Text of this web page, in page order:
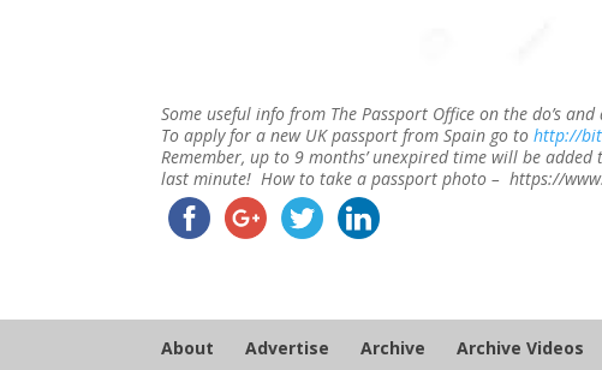
Some useful info from The Passport Office on the do’s
To apply for a new UK passport from Spain go tohttp://
Remember, up to 9 months’ unexpired time will be
last minute! How to take a passport photo – https://
About Advertise Archive Archive Videos